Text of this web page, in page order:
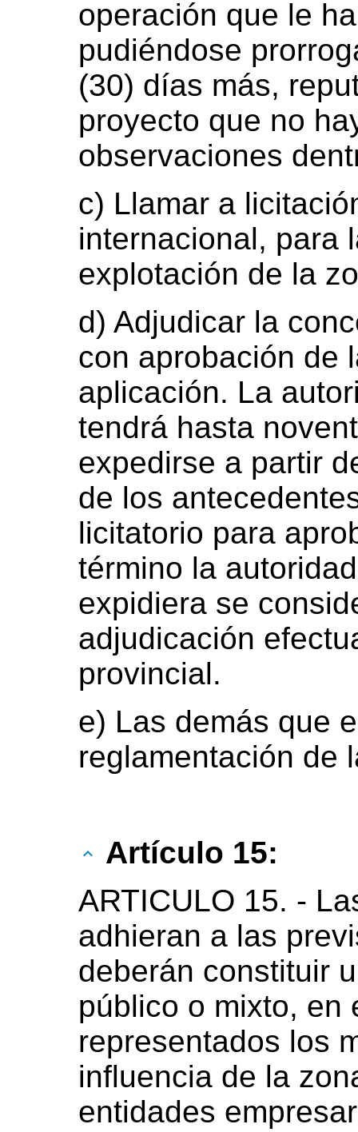
operación que le
pudiéndose
(30) días más,
proyecto que no
observaciones
c) Llamar a
internacional, para
explotación de la
d) Adjudicar la
con aprobación de
aplicación. La
tendrá hasta
expedirse a partir
de los
licitatorio para
término la
expidiera se
adjudicación
provincial.
e) Las demás que
reglamentación de
Artículo 15:
ARTICULO 15. -
adhieran a las
deberán constituir
público o mixto, en
representados los
influencia de la
entidades